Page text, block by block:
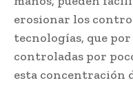
erosionar los
tecnologías, que
controladas por
esta concentración